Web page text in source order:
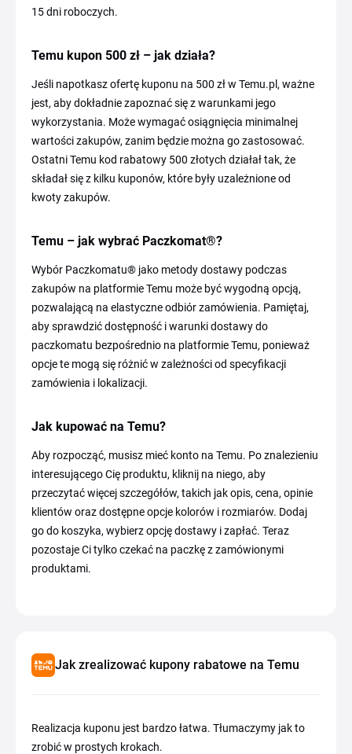
15 dni roboczych.
Temu kupon 500 zł – jak działa?
Jeśli napotkasz ofertę kuponu na 500 zł w Temu.pl, ważne
jest, aby dokładnie zapoznać się z warunkami jego
wykorzystania. Może wymagać osiągnięcia minimalnej
wartości zakupów, zanim będzie można go zastosować.
Ostatni Temu kod rabatowy 500 złotych działał tak, że
składał się z kilku kuponów, które były uzależnione od
kwoty zakupów.
Temu – jak wybrać Paczkomat®?
Wybór Paczkomatu® jako metody dostawy podczas
zakupów na platformie Temu może być wygodną opcją,
pozwalającą na elastyczne odbiór zamówienia. Pamiętaj,
aby sprawdzić dostępność i warunki dostawy do
paczkomatu bezpośrednio na platformie Temu, ponieważ
opcje te mogą się różnić w zależności od specyfikacji
zamówienia i lokalizacji.
Jak kupować na Temu?
Aby rozpocząć, musisz mieć konto na Temu. Po znalezieniu
interesującego Cię produktu, kliknij na niego, aby
przeczytać więcej szczegółów, takich jak opis, cena, opinie
klientów oraz dostępne opcje kolorów i rozmiarów. Dodaj
go do koszyka, wybierz opcję dostawy i zapłać. Teraz
pozostaje Ci tylko czekać na paczkę z zamówionymi
produktami.
Jak zrealizować kupony rabatowe na Temu
Realizacja kuponu jest bardzo łatwa. Tłumaczymy jak to
zrobić w prostych krokach.